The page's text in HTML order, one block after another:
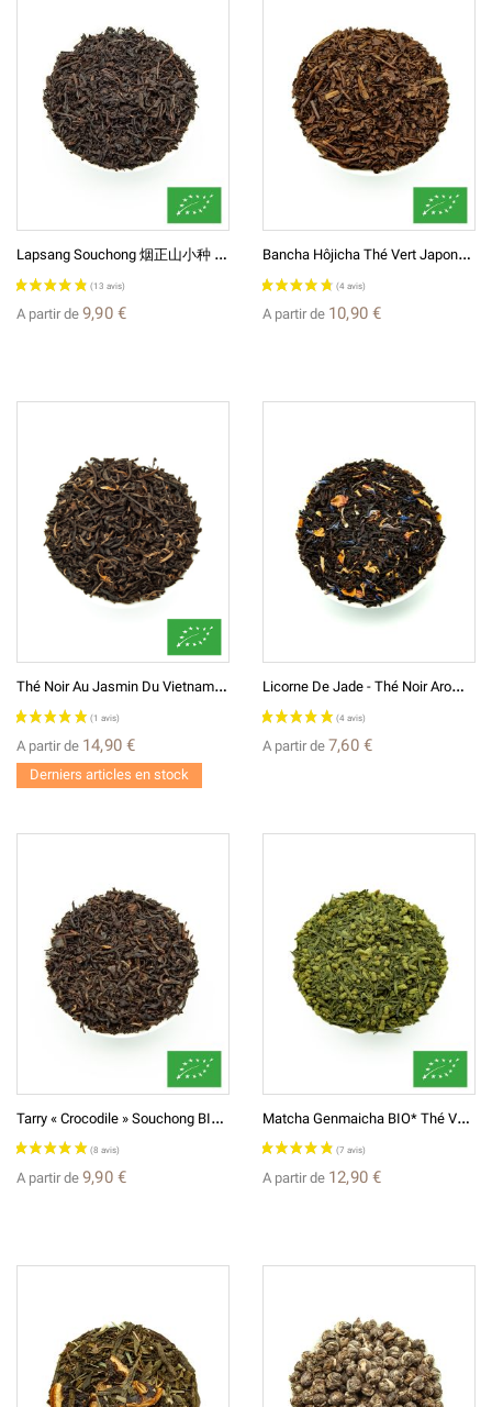
(3 avis)
L
Apsang Souchong 烟正山小种 BIO Thé Noir Fumé De Chine
A partir de 9,90 €
B
Ancha Hôjicha Thé Vert Japonais Grillé BIO* 番茶ほうじ茶
A partir de 10,90 €
T
Hé Noir Au Jasmin Du Vietnam BIO*
A partir de 14,90 €
Derniers articles en stock
L
Icorne De Jade - Thé Noir Aromatisé
A partir de 7,60 €
T
Arry « Crocodile » Souchong BIO* Thé De Chine Fumé 烟正山小种
A partir de 9,90 €
M
Atcha Genmaicha BIO* Thé Vert Japonais 抹茶入り 玄米茶
A partir de 12,90 €